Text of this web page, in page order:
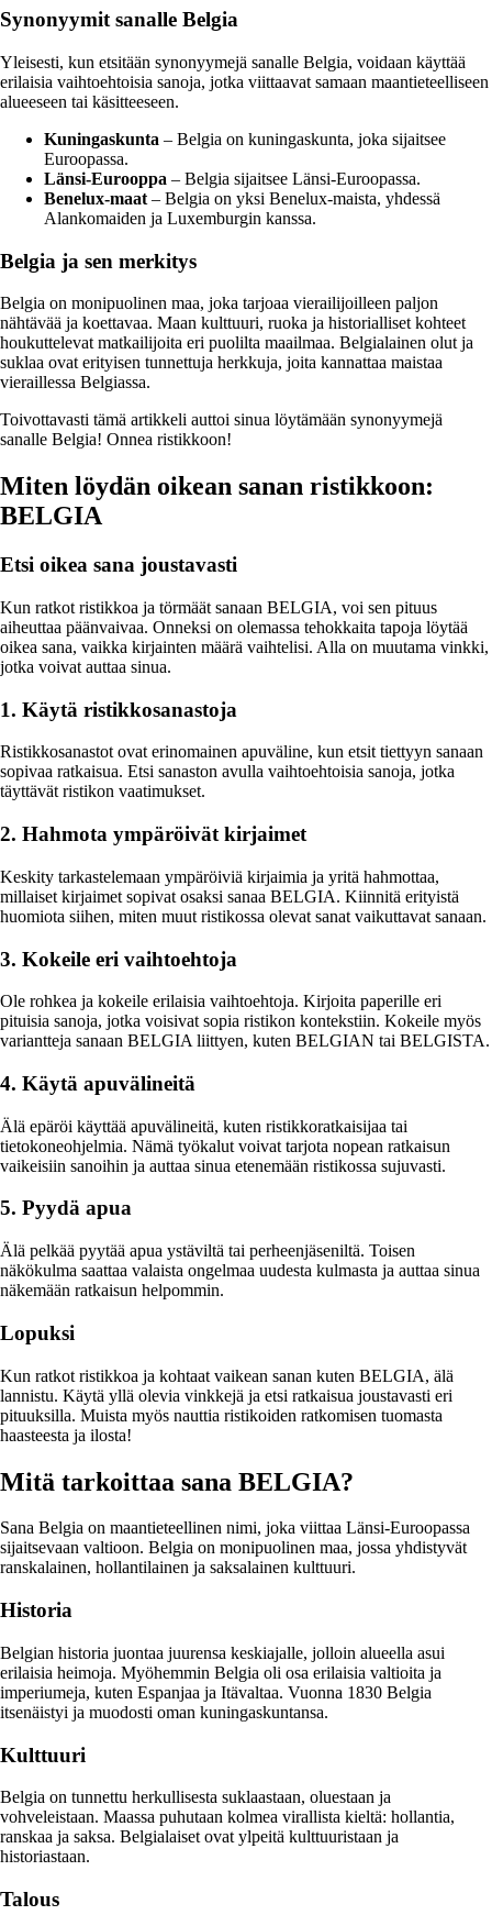
Synonyymit sanalle Belgia
Yleisesti, kun etsitään synonyymejä sanalle Belgia, voidaan käyttää
erilaisia vaihtoehtoisia sanoja, jotka viittaavat samaan maantieteelliseen
alueeseen tai käsitteeseen.
Kuningaskunta – Belgia on kuningaskunta, joka sijaitsee
Euroopassa.
Länsi-Eurooppa – Belgia sijaitsee Länsi-Euroopassa.
Benelux-maat – Belgia on yksi Benelux-maista, yhdessä
Alankomaiden ja Luxemburgin kanssa.
Belgia ja sen merkitys
Belgia on monipuolinen maa, joka tarjoaa vierailijoilleen paljon
nähtävää ja koettavaa. Maan kulttuuri, ruoka ja historialliset kohteet
houkuttelevat matkailijoita eri puolilta maailmaa. Belgialainen olut ja
suklaa ovat erityisen tunnettuja herkkuja, joita kannattaa maistaa
vieraillessa Belgiassa.
Toivottavasti tämä artikkeli auttoi sinua löytämään synonyymejä
sanalle Belgia! Onnea ristikkoon!
Miten löydän oikean sanan ristikkoon:
BELGIA
Etsi oikea sana joustavasti
Kun ratkot ristikkoa ja törmäät sanaan BELGIA, voi sen pituus
aiheuttaa päänvaivaa. Onneksi on olemassa tehokkaita tapoja löytää
oikea sana, vaikka kirjainten määrä vaihtelisi. Alla on muutama vinkki,
jotka voivat auttaa sinua.
1. Käytä ristikkosanastoja
Ristikkosanastot ovat erinomainen apuväline, kun etsit tiettyyn sanaan
sopivaa ratkaisua. Etsi sanaston avulla vaihtoehtoisia sanoja, jotka
täyttävät ristikon vaatimukset.
2. Hahmota ympäröivät kirjaimet
Keskity tarkastelemaan ympäröiviä kirjaimia ja yritä hahmottaa,
millaiset kirjaimet sopivat osaksi sanaa BELGIA. Kiinnitä erityistä
huomiota siihen, miten muut ristikossa olevat sanat vaikuttavat sanaan.
3. Kokeile eri vaihtoehtoja
Ole rohkea ja kokeile erilaisia vaihtoehtoja. Kirjoita paperille eri
pituisia sanoja, jotka voisivat sopia ristikon kontekstiin. Kokeile myös
variantteja sanaan BELGIA liittyen, kuten BELGIAN tai BELGISTA.
4. Käytä apuvälineitä
Älä epäröi käyttää apuvälineitä, kuten ristikkoratkaisijaa tai
tietokoneohjelmia. Nämä työkalut voivat tarjota nopean ratkaisun
vaikeisiin sanoihin ja auttaa sinua etenemään ristikossa sujuvasti.
5. Pyydä apua
Älä pelkää pyytää apua ystäviltä tai perheenjäseniltä. Toisen
näkökulma saattaa valaista ongelmaa uudesta kulmasta ja auttaa sinua
näkemään ratkaisun helpommin.
Lopuksi
Kun ratkot ristikkoa ja kohtaat vaikean sanan kuten BELGIA, älä
lannistu. Käytä yllä olevia vinkkejä ja etsi ratkaisua joustavasti eri
pituuksilla. Muista myös nauttia ristikoiden ratkomisen tuomasta
haasteesta ja ilosta!
Mitä tarkoittaa sana BELGIA?
Sana Belgia on maantieteellinen nimi, joka viittaa Länsi-Euroopassa
sijaitsevaan valtioon. Belgia on monipuolinen maa, jossa yhdistyvät
ranskalainen, hollantilainen ja saksalainen kulttuuri.
Historia
Belgian historia juontaa juurensa keskiajalle, jolloin alueella asui
erilaisia heimoja. Myöhemmin Belgia oli osa erilaisia valtioita ja
imperiumeja, kuten Espanjaa ja Itävaltaa. Vuonna 1830 Belgia
itsenäistyi ja muodosti oman kuningaskuntansa.
Kulttuuri
Belgia on tunnettu herkullisesta suklaastaan, oluestaan ja
vohveleistaan. Maassa puhutaan kolmea virallista kieltä: hollantia,
ranskaa ja saksa. Belgialaiset ovat ylpeitä kulttuuristaan ja
historiastaan.
Talous